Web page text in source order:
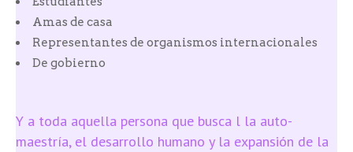
Amas de casa
Representantes de organismos internacionales
De gobierno
Y a toda aquella persona que busca l la auto-
maestría, el desarrollo humano y la expansión de la